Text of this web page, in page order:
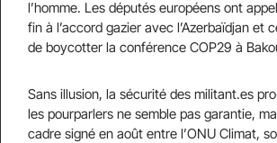
l’homme. Les députés européens ont
fin à l’accord gazier avec l’Azerbaïdjan et
de boycotter la conférence COP29 à
Sans illusion, la sécurité des militant.es
les pourparlers ne semble pas garantie,
cadre signé en août entre l’ONU Climat,